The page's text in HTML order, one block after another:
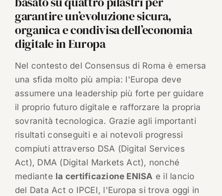
garantire un’evoluzione sicura,
organica e condivisa dell’economia
digitale in Europa
Nel contesto del Consensus di Roma è emersa
una sfida molto più ampia: l'Europa deve
assumere una leadership più forte per guidare
il proprio futuro digitale e rafforzare la propria
sovranità tecnologica. Grazie agli importanti
risultati conseguiti e ai notevoli progressi
compiuti attraverso DSA (Digital Services
Act), DMA (Digital Markets Act), nonché
mediante la certificazione ENISA e il lancio
del Data Act o IPCEI, l'Europa si trova oggi in